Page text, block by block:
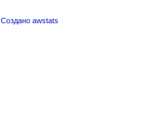
Создано awstats